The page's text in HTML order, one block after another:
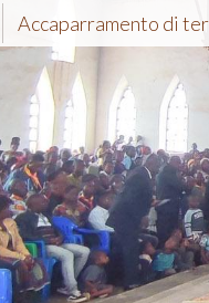
Accaparramento di